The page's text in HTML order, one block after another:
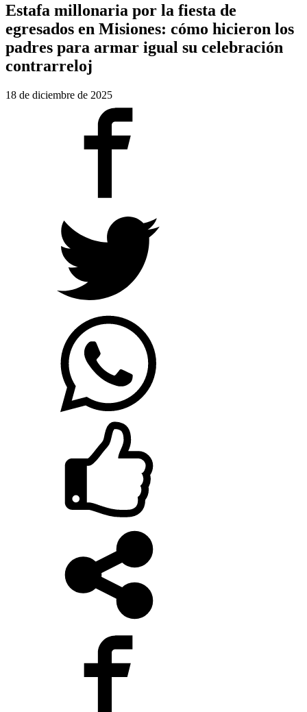
Estafa millonaria por la fiesta de
egresados en Misiones: cómo hicieron los
padres para armar igual su celebración
contrarreloj
18 de diciembre de 2025